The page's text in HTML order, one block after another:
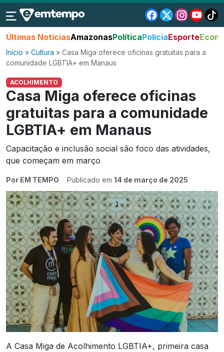
Últimas NotíciasAmazonasPolíticaPolíciaEsporte
Início » Cultura » Casa Miga oferece oficinas gratuitas para a
comunidade LGBTIA+ em Manaus
ACOLHIMENTO
Casa Miga oferece oficinas
gratuitas para a comunidade
LGBTIA+ em Manaus
Capacitação e inclusão social são foco das atividades,
que começam em março
Por EM TEMPO Publicado em 14 de março de 2025
A Casa Miga de Acolhimento LGBTIA+, primeira casa